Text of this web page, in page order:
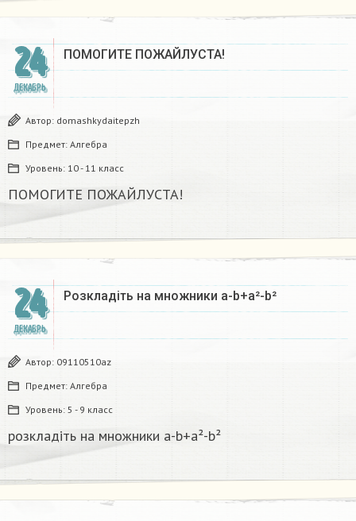
24
ДЕКАБРЬ
ПОМОГИТЕ ПОЖАЙЛУСТА!
Автор: domashkydaitepzh
Предмет: Алгебра
Уровень: 10 - 11 класс
ПОМОГИТЕ ПОЖАЙЛУСТА!
24
ДЕКАБРЬ
Розкладіть на множники а-b+a²-b²​
Автор: 09110510az
Предмет: Алгебра
Уровень: 5 - 9 класс
розкладіть на множники а-b+a²-b²​